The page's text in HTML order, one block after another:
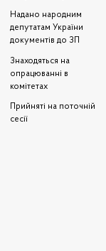
Надано народним
депутатам України
документів до ЗП
Знаходяться на
опрацюванні в
комітетах
Прийняті на поточній
сесії